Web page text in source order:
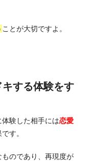
ことが大切ですよ。
する体験をす
験した相手には恋愛
す。
のであり、再現度が